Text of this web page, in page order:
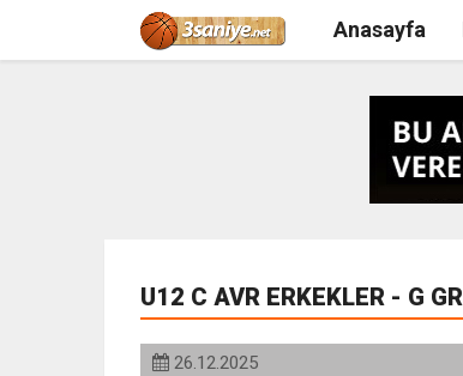
Anasayfa
U12 C AVR ERKEKLER - G
26.12.2025